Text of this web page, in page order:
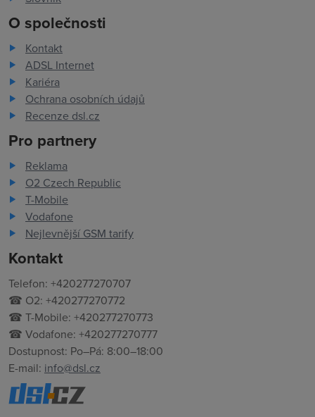
O společnosti
Kontakt
ADSL Internet
Kariéra
Ochrana osobních údajů
Recenze dsl.cz
Pro partnery
Reklama
O2 Czech Republic
T-Mobile
Vodafone
Nejlevnější GSM tarify
Kontakt
Telefon: +420277270707
☎ O2: +420277270772
☎ T-Mobile: +420277270773
☎ Vodafone: +420277270777
Dostupnost: Po–Pá: 8:00–18:00
E-mail: info@dsl.cz